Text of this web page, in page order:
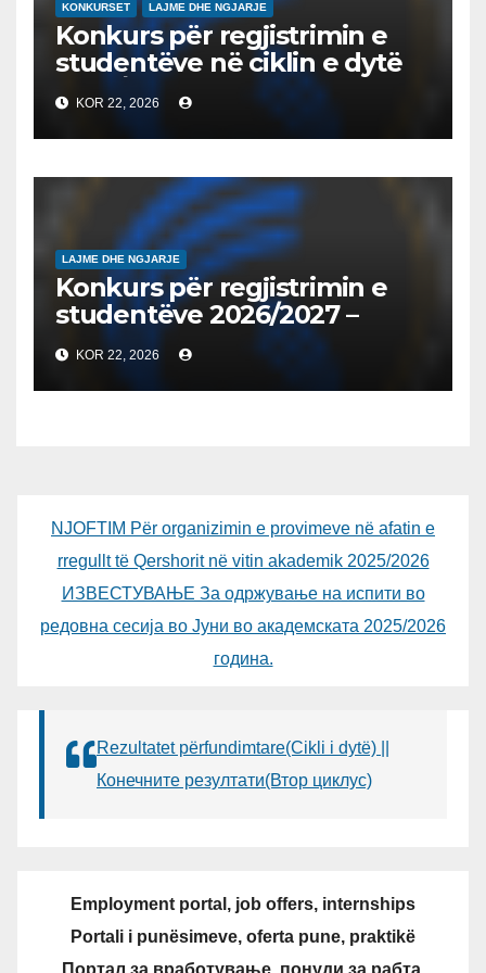
KONKURSET LAJME DHE NGJARJE
Konkurs për regjistrimin e
studentëve në ciklin e dytë
2026/2027 – Конкурс за
запишување на студенти
на втор циклус студии за
2026/2027
KOR 22, 2026
LAJME DHE NGJARJE
Konkurs për regjistrimin e
studentëve 2026/2027 –
Конкурс за запишување на
студенти за 2026/2027
KOR 22, 2026
NJOFTIM Për organizimin e provimeve në afatin e
rregullt të Qershorit në vitin akademik 2025/2026
ИЗВЕСТУВАЊЕ За одржување на испити во
редовна сесија во Јуни во академската 2025/2026
година.
Rezultatet përfundimtare(Cikli i dytë) ||
Конечните резултати(Втор циклус)
Employment portal, job offers, internships
Portali i punësimeve, oferta pune, praktikë